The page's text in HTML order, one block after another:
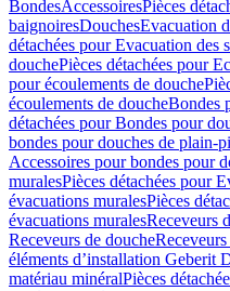
BondesAccessoiresPièces
baignoiresDouchesEvacuation
détachées pour Evacuation des
douchePièces détachées pour
pour écoulements de douche
écoulements de doucheBondes
détachées pour Bondes pour
bondes pour douches de plain-
Accessoires pour bondes pour
muralesPièces détachées pour
évacuations muralesPièces
évacuations muralesReceveurs
Receveurs de douche
éléments d’installation Geberit
matériau minéralPièces